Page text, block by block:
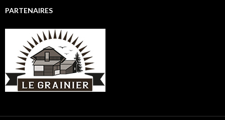
PARTENAIRES